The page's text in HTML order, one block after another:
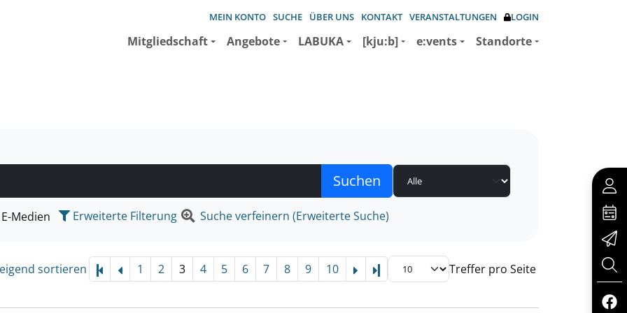
MEIN KONTO SUCHE ÜBER UNS KONTAKT VERANSTALTUNGEN LOGIN
Mitgliedschaft Angebote LABUKA [kju:b] e:vents Standorte
suchen wollen.
E-Medien Erweiterte Filterung Suche verfeinern (Erweiterte Suche)
sortieren 1 2 3 4 5 6 7 8 9 10 Letzte Seite Treffer pro Seite